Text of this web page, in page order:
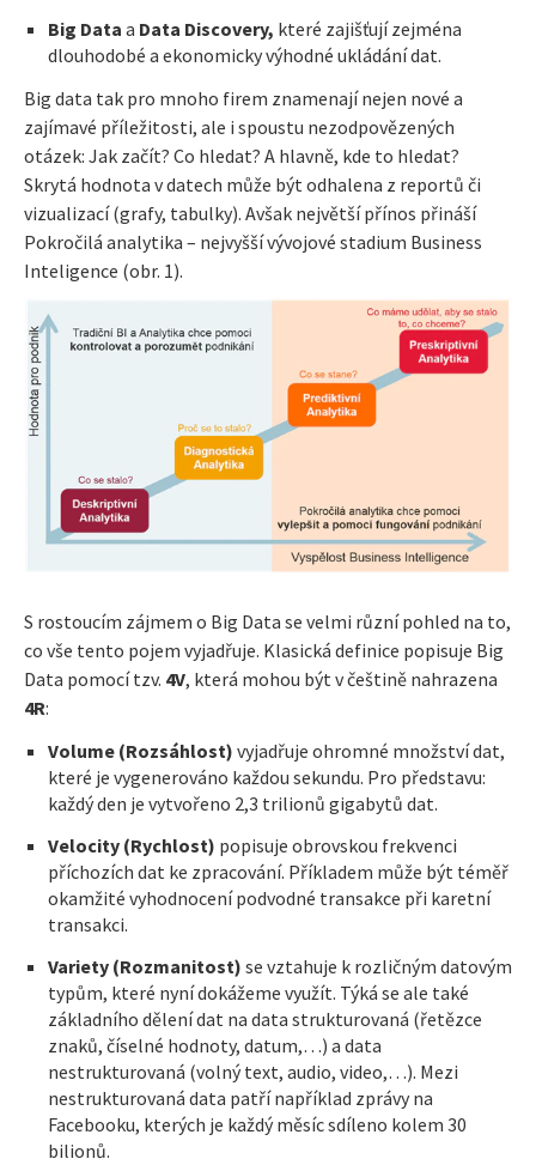
Big Data a Data Discovery, které zajišťují zejména
dlouhodobé a ekonomicky výhodné ukládání dat.
Big data tak pro mnoho firem znamenají nejen nové a
zajímavé příležitosti, ale i spoustu nezodpovězených
otázek: Jak začít? Co hledat? A hlavně, kde to hledat?
Skrytá hodnota v datech může být odhalena z reportů či
vizualizací (grafy, tabulky). Avšak největší přínos přináší
Pokročilá analytika – nejvyšší vývojové stadium Business
Inteligence (obr. 1).
S rostoucím zájmem o Big Data se velmi různí pohled na to,
co vše tento pojem vyjadřuje. Klasická definice popisuje Big
Data pomocí tzv. 4V, která mohou být v češtině nahrazena
4R:
Volume (Rozsáhlost) vyjadřuje ohromné množství dat,
které je vygenerováno každou sekundu. Pro představu:
každý den je vytvořeno 2,3 trilionů gigabytů dat.
Velocity (Rychlost) popisuje obrovskou frekvenci
příchozích dat ke zpracování. Příkladem může být téměř
okamžité vyhodnocení podvodné transakce při karetní
transakci.
Variety (Rozmanitost) se vztahuje k rozličným datovým
typům, které nyní dokážeme využít. Týká se ale také
základního dělení dat na data strukturovaná (řetězce
znaků, číselné hodnoty, datum,…) a data
nestrukturovaná (volný text, audio, video,…). Mezi
nestrukturovaná data patří například zprávy na
Facebooku, kterých je každý měsíc sdíleno kolem 30
bilionů.